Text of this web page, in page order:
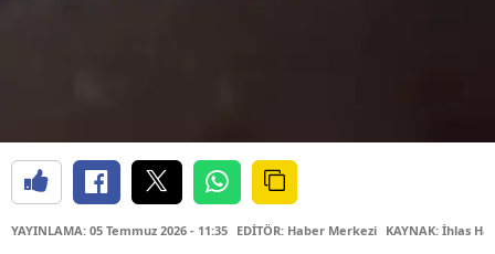
YAYINLAMA: 05 Temmuz 2026 - 11:35 EDİTÖR: Haber Merkezi KAYNAK: İhlas